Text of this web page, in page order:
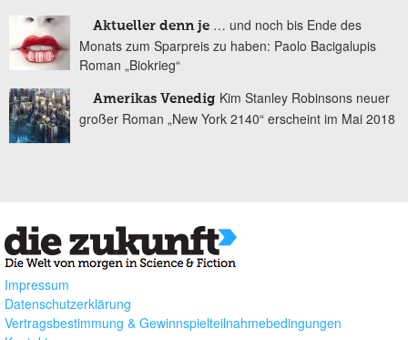
Aktueller denn je … und noch bis Ende des
Monats zum Sparpreis zu haben: Paolo Bacigalupis
Roman „Biokrieg“
Amerikas Venedig Kim Stanley Robinsons neuer
großer Roman „New York 2140“ erscheint im Mai 2018
Impressum
Datenschutzerklärung
Vertragsbestimmung & Gewinnspielteilnahmebedingungen